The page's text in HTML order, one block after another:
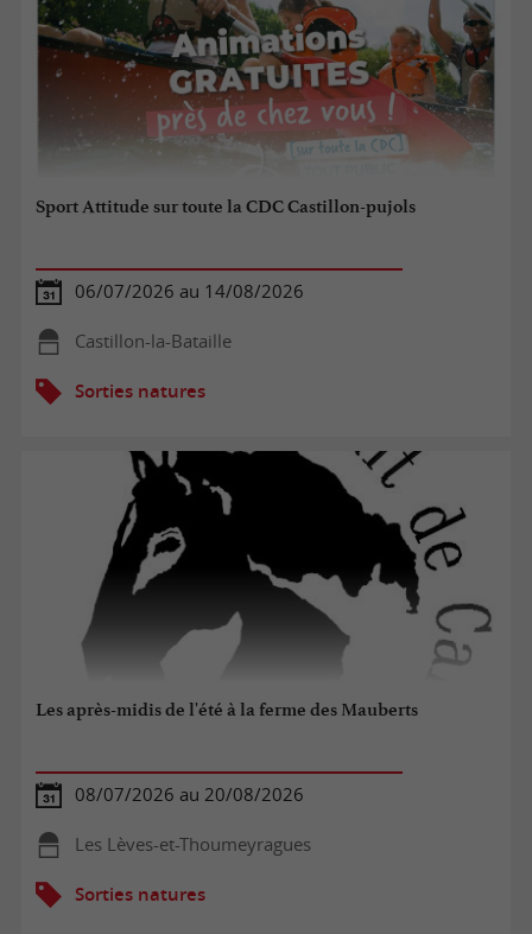
Sport Attitude sur toute la CDC Castillon-pujols
06/07/2026 au 14/08/2026
Castillon-la-Bataille
Sorties natures
Les après-midis de l'été à la ferme des Mauberts
08/07/2026 au 20/08/2026
Les Lèves-et-Thoumeyragues
Sorties natures